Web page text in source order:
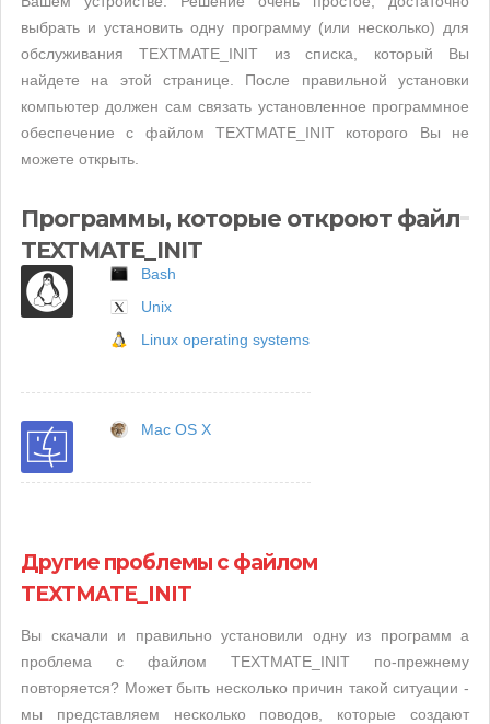
выбрать и установить одну программу (или несколько) для
обслуживания TEXTMATE_INIT из списка, который Вы
найдете на этой странице. После правильной установки
компьютер должен сам связать установленное программное
обеспечение с файлом TEXTMATE_INIT которого Вы не
можете открыть.
Программы, которые откроют файл
TEXTMATE_INIT
Bash
Unix
Linux operating systems
Mac OS X
Другие проблемы с файлом
TEXTMATE_INIT
Вы скачали и правильно установили одну из программ а
проблема с файлом TEXTMATE_INIT по-прежнему
повторяется? Может быть несколько причин такой ситуации -
мы представляем несколько поводов, которые создают